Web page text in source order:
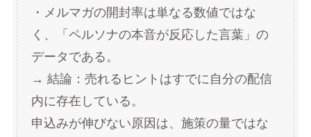
・メルマガの開封率は単なる数値ではな
く、「ペルソナの本音が反応した言葉」の
データである。
→ 結論：売れるヒントはすでに自分の配信
内に存在している。
申込みが伸びない原因は、施策の量ではな